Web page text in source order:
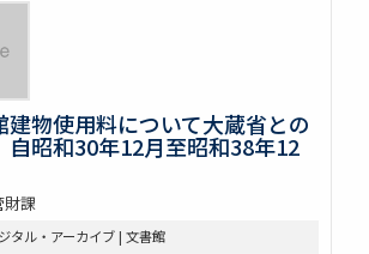
建物使用料について大蔵省との
昭和30年12月至昭和38年12
課
タル・アーカイブ | 文書館